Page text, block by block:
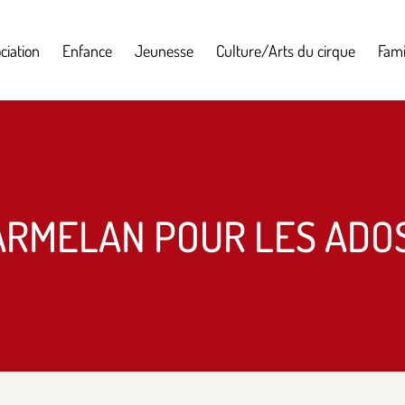
Enfance Jeunesse Culture/Arts du cirque
POUR LES